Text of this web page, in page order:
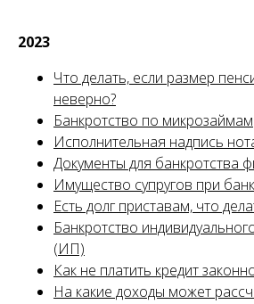
2023
Что делать, если размер
неверно?
Банкротство по микрозаймам
Исполнительная надпись
Документы для банкротства
Имущество супругов при
Есть долг приставам, что
Банкротство
(ИП)
Как не платить кредит
На какие доходы может